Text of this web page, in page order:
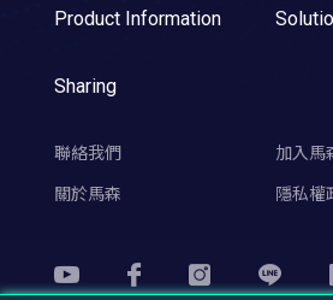
Product Information
Sharing
聯絡我們 加入馬
關於馬森 隱私權